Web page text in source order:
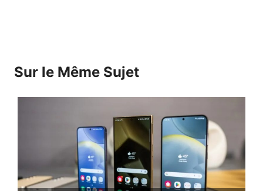
Sur le Même Sujet